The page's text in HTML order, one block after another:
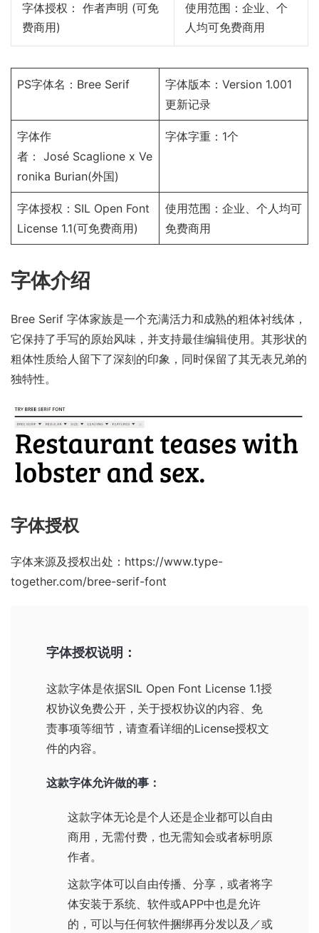
字体授权： 作者声明 (可免
费商用)
使用范围：企业、个
人均可免费商用
PS字体名：Bree Serif
字体版本：Version 1.001
更新记录
字体作
者： José Scaglione x Ve
ronika Burian(外国)
字体字重：1个
字体授权： SIL Open Font
License 1.1(可免费商用)
使用范围：企业、个人均可
免费商用
字体介绍
Bree Serif 字体家族是一个充满活力和成熟的粗体衬线体，
它保持了手写的原始风味，并支持最佳编辑使用。其形状的
粗体性质给人留下了深刻的印象，同时保留了其无表兄弟的
独特性。
字体授权
字体来源及授权出处： https://www.type-
together.com/bree-serif-font
字体授权说明：
这款字体是依据SIL Open Font License 1.1授
权协议免费公开，关于授权协议的内容、免
责事项等细节，请查看详细的License授权文
件的内容。
这款字体允许做的事：
这款字体无论是个人还是企业都可以自由
商用，无需付费，也无需知会或者标明原
作者。
这款字体可以自由传播、分享，或者将字
体安装于系统、软件或APP中也是允许
的，可以与任何软件捆绑再分发以及／或